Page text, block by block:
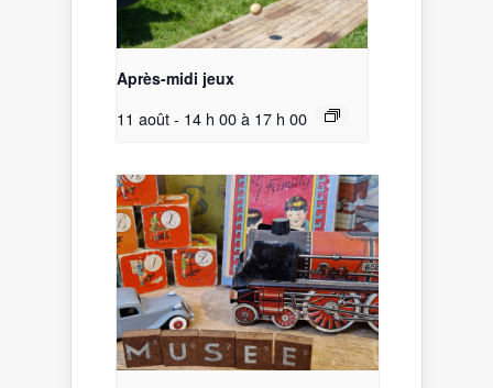
Après-midi jeux
11 août - 14 h 00à 17 h 00